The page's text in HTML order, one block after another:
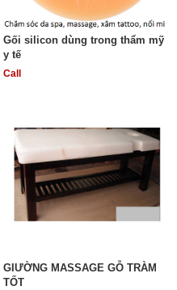
Gối silicon dùng trong thẩm mỹ
y tế
Call
GIƯỜNG MASSAGE GỖ TRÀM
TỐT